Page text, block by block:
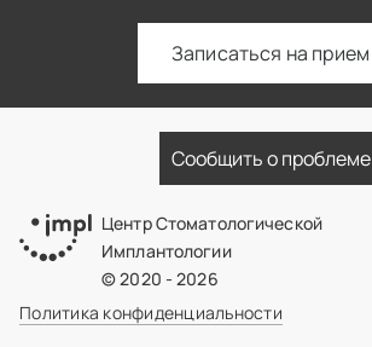
Записаться на прием
Сообщить о проблеме
Центр Стоматологической
Имплантологии
© 2020 - 2026
Политика конфиденциальности